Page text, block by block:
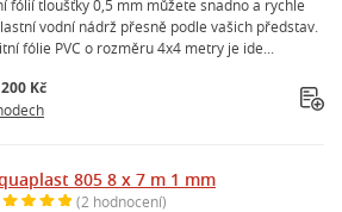
fólií tloušťky 0,5 mm můžete snadno a rychle
vodní nádrž přesně podle vašich představ.
fólie PVC o rozměru 4x4 metry je ide...
Kč
805 8 x 7 m 1 mm
(2 hodnocení)